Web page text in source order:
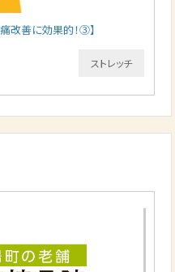
改善に効果的！③】
ストレッチ